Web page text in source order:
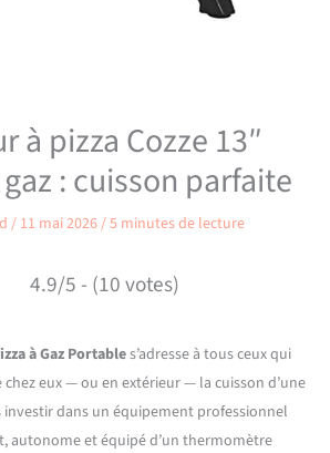
à pizza Cozze 13″
: cuisson parfaite
/ 11 mai 2026/5 minutes de lecture
4.9/5 - (10 votes)
à Gaz Portables’adresse à tous ceux qui
eux — ou en extérieur — la cuisson d’une
investir dans un équipement professionnel
autonome et équipé d’un thermomètre